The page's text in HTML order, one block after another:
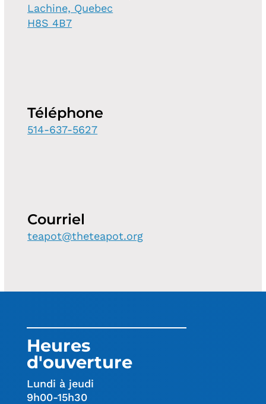
Lachine, Quebec
H8S 4B7
Téléphone
514-637-5627
Courriel
teapot@theteapot.org
Heures
d'ouverture
Lundi à jeudi
9h00-15h30